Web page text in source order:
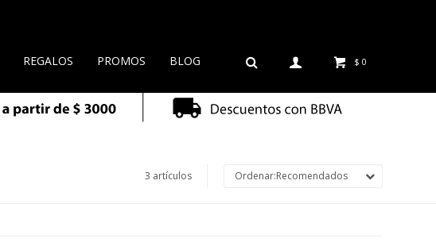
REGALOS PROMOS BLOG $ 0
3 artículos Recomendados